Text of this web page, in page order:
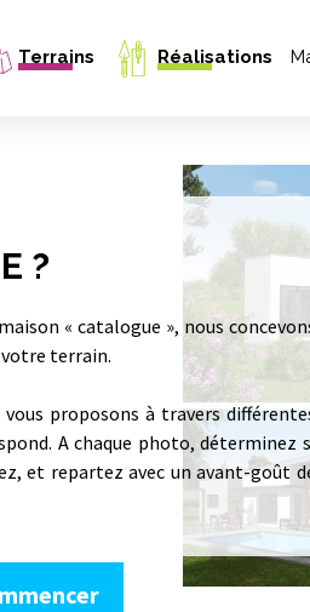
Terrains Réalisations
Trouver mon style
?
« catalogue », nous
terrain.
proposons à travers
A chaque photo, déterminez
et repartez avec un avant-goût